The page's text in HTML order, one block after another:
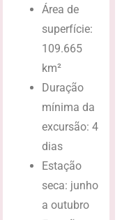
Área de
superfície:
109.665
km²
Duração
mínima da
excursão: 4
dias
Estação
seca: junho
a outubro